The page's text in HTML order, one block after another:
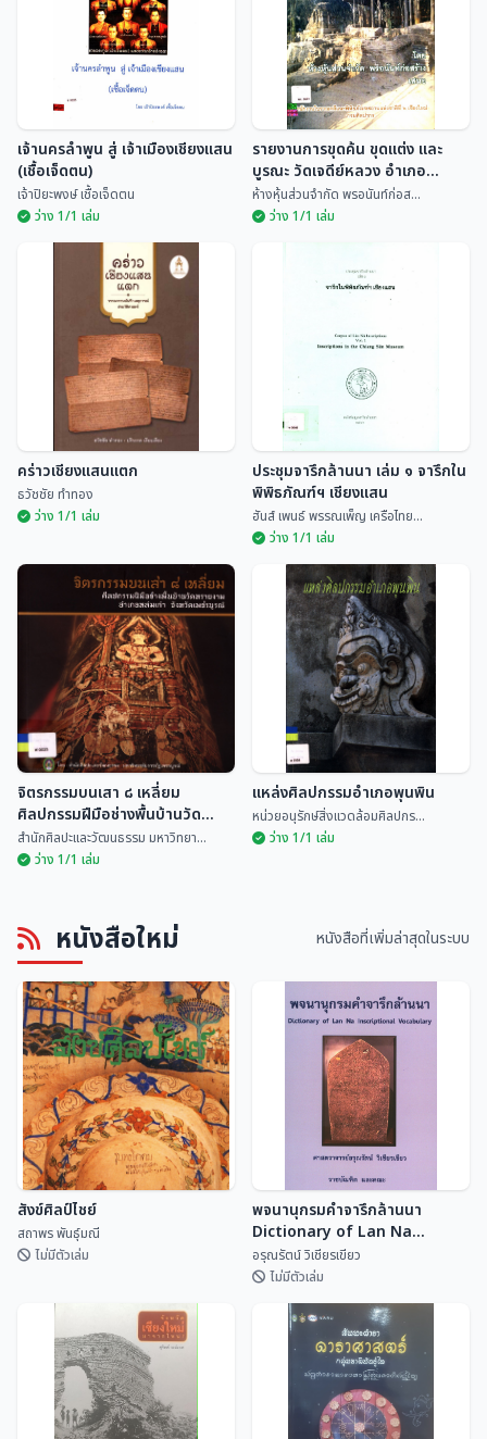
เจ้านครลำพูน สู่ เจ้าเมือง
เชียงแสน (เชื้อเจ็ดตน)
เจ้าปิยะพงษ์ เชื้อเจ...
เจ้านครลำพูน สู่ เจ้าเมืองเชียงแสน
(เชื้อเจ็ดตน)
เจ้าปิยะพงษ์ เชื้อเจ็ดตน
ว่าง 1/1 เล่ม
รายงานการขุดค้น ขุดแต่ง และ
บูรณะ วัดเจดีย์หลวง อำเภอ
รายงานการขุดค้น ขุดแต่ง และ
บูรณะ วัดเจดีย์หลวง อำเภอ
เชียงแสน จังหวัดเชียงราย
ห้างหุ้นส่วนจำกัด พรอนันท์ก่อส...
ว่าง 1/1 เล่ม
คร่าวเชียงแสนแตก
ธวัชชัย ทำทอง
คร่าวเชียงแสนแตก
ธวัชชัย ทำทอง
ว่าง 1/1 เล่ม
ประชุมจารึกล้านนา เล่ม ๑ จารึกใน
พิพิธภัณฑ์ฯ เชียงแสน
ฮันส์ เพนธ์ พรรณเพ็ญ...
ประชุมจารึกล้านนา เล่ม ๑ จารึกใน
พิพิธภัณฑ์ฯ เชียงแสน
ฮันส์ เพนธ์ พรรณเพ็ญ เครือไทย...
ว่าง 1/1 เล่ม
ศิลปกรรมฝีมือช่างพื้นบ้านวัดทราย
งาม อำเภอหล่มเก่า จังหวัด
เพชรบูรณ์
สำนักศิลปะและวัฒนธรร...
จิตรกรรมบนเสา ๘ เหลี่ยม
ศิลปกรรมฝีมือช่างพื้นบ้านวัด
ทรายงาม อำเภอหล่มเก่า จังหวัด
เพชรบูรณ์
สำนักศิลปะและวัฒนธรรม มหาวิทยา...
ว่าง 1/1 เล่ม
แหล่งศิลปกรรมอำเภอพุนพิน
แหล่งศิลปกรรมอำเภอพุนพิน
หน่วยอนุรักษ์สิ่งแวดล้อมศิลปกร...
ว่าง 1/1 เล่ม
หนังสือใหม่ หนังสือที่เพิ่มล่าสุดในระบบ
สังข์ศิลป์ไชย์
สถาพร พันธุ์มณี
สังข์ศิลป์ไชย์
สถาพร พันธุ์มณี
ไม่มีตัวเล่ม
พจนานุกรมคำจารึกล้านนา
Dictionary of Lan Na
Inscriptional Vocabulary
อรุณรัตน์ วิเชียรเขี...
พจนานุกรมคำจารึกล้านนา
Dictionary of Lan Na
Inscriptional Vocabulary
อรุณรัตน์ วิเชียรเขียว
ไม่มีตัวเล่ม